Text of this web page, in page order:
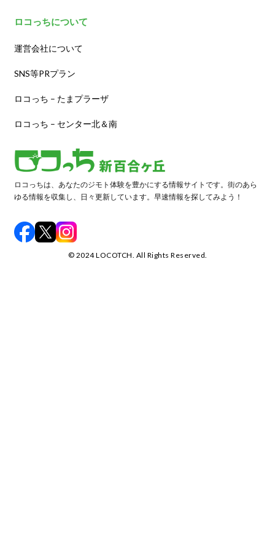
ロコっちについて
運営会社について
SNS等PRプラン
ロコっち – たまプラーザ
ロコっち – センター北＆南
ロコっちは、あなたのジモト体験を豊かにする情報サイトです。街のあら
ゆる情報を収集し、日々更新しています。早速情報を探してみよう！
©️ 2024 LOCOTCH. All Rights Reserved.